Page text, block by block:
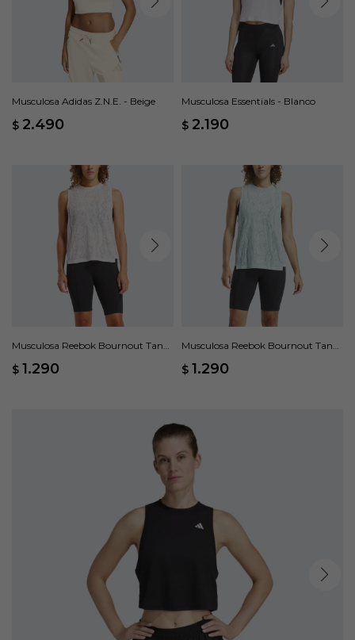
Musculosa Adidas Z.N.E. - Beige
$ 2.490
Musculosa Essentials - Blanco
$ 2.190
Musculosa Reebok Bournout Tank
$ 1.290
Musculosa Reebok Bournout Tank
$ 1.290